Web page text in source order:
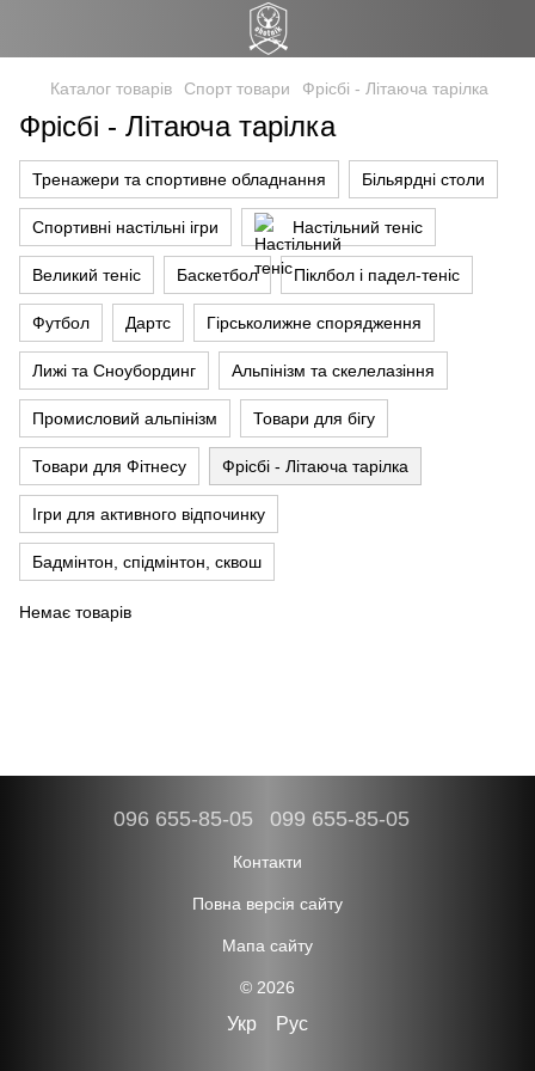
Каталог товарів Спорт товари Фрісбі - Літаюча тарілка
Фрісбі - Літаюча тарілка
Тренажери та спортивне обладнання Більярдні столи
Спортивні настільні ігри Настільний теніс
Великий теніс Баскетбол Піклбол і падел-теніс
Футбол Дартс Гірськолижне спорядження
Лижі та Сноубординг Альпінізм та скелелазіння
Промисловий альпінізм Товари для бігу
Товари для Фітнесу Фрісбі - Літаюча тарілка
Ігри для активного відпочинку
Бадмінтон, спідмінтон, сквош
Немає товарів
096 655-85-05 099 655-85-05
Контакти
Повна версія сайту
Мапа сайту
© 2026
Укр Рус